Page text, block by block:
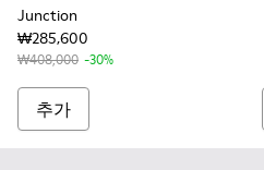
Junction
₩285,600
₩408,000 -30%
추가